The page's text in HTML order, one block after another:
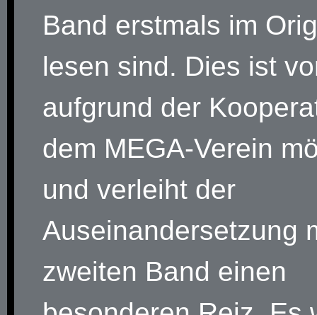
Band erstmals im
lesen sind. Dies ist
aufgrund der
dem MEGA-Verein
und verleiht der
Auseinandersetzung
zweiten Band einen